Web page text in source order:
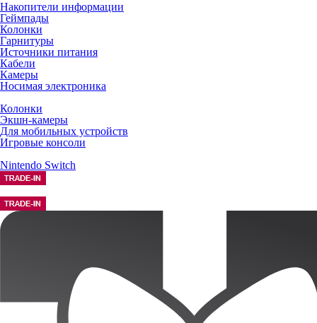
Накопители информации
Геймпады
Колонки
Гарнитуры
Источники питания
Кабели
Камеры
Носимая электроника
Колонки
Экшн-камеры
Для мобильных устройств
Игровые консоли
Nintendo Switch